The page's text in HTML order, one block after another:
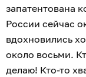
запатентована
России сейчас
вдохновились
около восьми.
делаю! Кто-то